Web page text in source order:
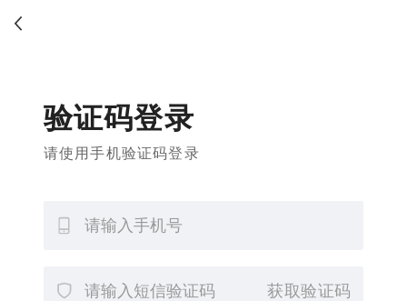
验证码登录
请使用手机验证码登录
获取验证码